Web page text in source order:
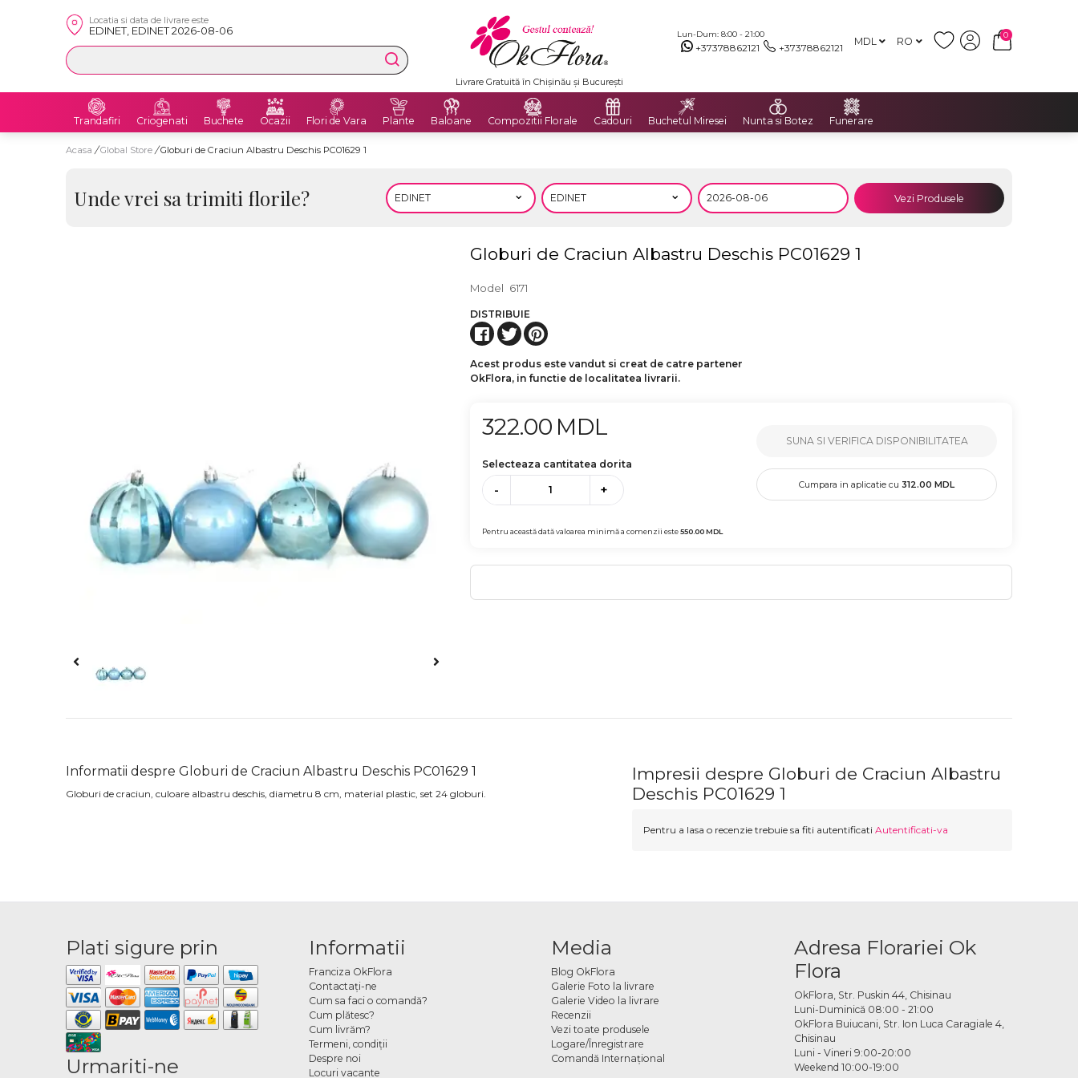
Locatia si data de livrare este
EDINET, EDINET 2026-08-06 Lun-Dum: 8:00 - 21:00
+37378862121 +37378862121 MDL RO
0
Livrare Gratuită în Chișinău și București
Trandafiri Criogenati Buchete Ocazii Flori de Vara Plante Baloane Compozitii Florale Cadouri Buchetul Miresei Nunta si Botez Funerare
Acasa / Global Store / Globuri de Craciun Albastru Deschis PC01629 1
Unde vrei sa trimiti florile? Vezi Produsele
Globuri de Craciun Albastru Deschis PC01629 1
Model 6171
DISTRIBUIE
Acest produs este vandut si creat de catre partener
OkFlora, in functie de localitatea livrarii.
322.00 MDL
Selecteaza cantitatea dorita
- +
Pentru această dată valoarea minimă a comenzii este550.00MDL
SUNA SI VERIFICA DISPONIBILITATEA
Cumpara in aplicatie cu 312.00 MDL
Informatii despre Globuri de Craciun Albastru Deschis PC01629 1
Globuri de craciun, culoare albastru deschis, diametru 8 cm, material plastic, set 24 globuri.
Impresii despre Globuri de Craciun Albastru
Deschis PC01629 1
Pentru a lasa o recenzie trebuie sa fiti autentificati Autentificati-va
Plati sigure prin
Urmariti-ne
Informatii
Franciza OkFlora
Contactaţi-ne
Cum sa faci o comandă?
Cum plătesc?
Cum livrăm?
Termeni, condiţii
Despre noi
Locuri vacante
Media
Blog OkFlora
Galerie Foto la livrare
Galerie Video la livrare
Recenzii
Vezi toate produsele
Logare/Înregistrare
Comandă Internațional
Adresa Florariei Ok
Flora
OkFlora, Str. Puskin 44, Chisinau
Luni-Duminică 08:00 - 21:00
OkFlora Buiucani, Str. Ion Luca Caragiale 4,
Chisinau
Luni - Vineri 9:00-20:00
Weekend 10:00-19:00